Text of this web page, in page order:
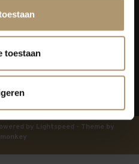
toestaan
by Lightspeed - Theme by